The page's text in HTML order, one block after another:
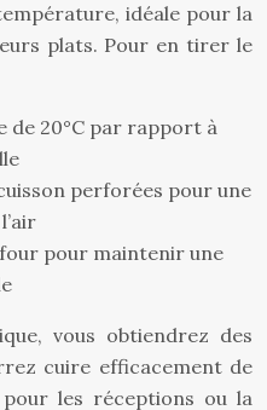
idéale pour la
plats. Pour en tirer le
de 20°C par rapport à
perforées pour une
pour maintenir une
vous obtiendrez des
cuire efficacement de
les réceptions ou la